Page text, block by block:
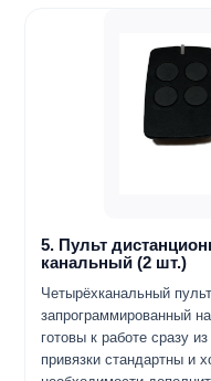
5. Пульт
канальный (2 шт.)
Четырёхканальный
запрограммированный
готовы к работе сразу
привязки стандартны и